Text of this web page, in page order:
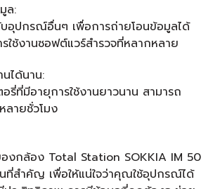
ล:
อุปกรณ์อื่นๆ เพื่อการถ่ายโอนข้อมูลได้
ใช้งานซอฟต์แวร์สำรวจที่หลากหลาย
นได้นาน:
รี่ที่มีอายุการใช้งานยาวนาน สามารถ
ลายชั่วโมง
องกล้อง Total Station SOKKIA IM 50
ที่สำคัญ เพื่อให้แน่ใจว่าคุณใช้อุปกรณ์ได้